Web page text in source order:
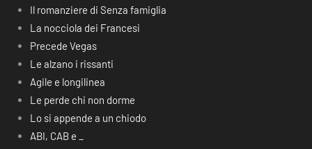
Il romanziere di Senza famiglia
La nocciola dei Francesi
Precede Vegas
Le alzano i rissanti
Agile e longilinea
Le perde chi non dorme
Lo si appende a un chiodo
ABI, CAB e _